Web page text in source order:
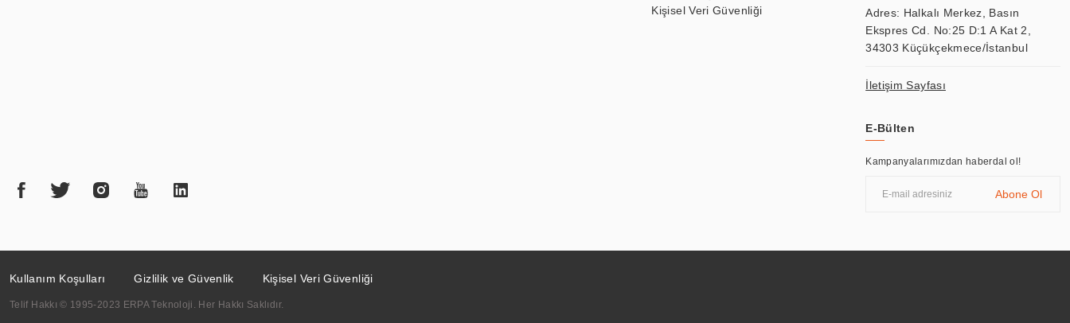
Kişisel Veri Güvenliği
Adres: Halkalı Merkez, Basın
Ekspres Cd. No:25 D:1 A Kat 2,
34303 Küçükçekmece/İstanbul
İletişim Sayfası
E-Bülten
Kampanyalarımızdan haberdal ol!
Abone Ol
Kullanım Koşulları Gizlilik ve Güvenlik Kişisel Veri Güvenliği
Telif Hakkı © 1995-2023 ERPA Teknoloji. Her Hakkı Saklıdır.